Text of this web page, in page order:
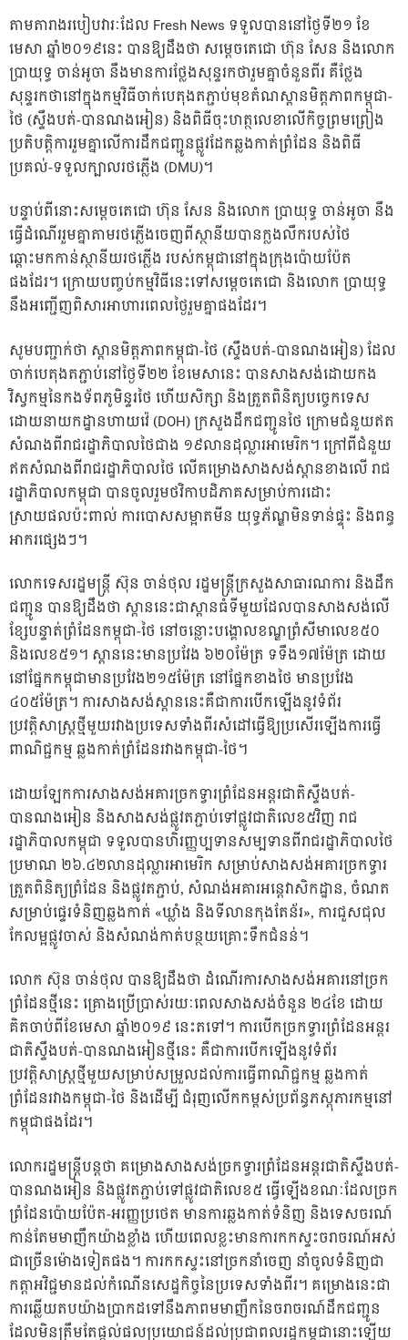
តាមតារាងរបៀបវារៈដែល Fresh News ទទួលបាននៅថ្ងៃទី២១ ខែ
មេសា ឆ្នាំ២០១៩នេះ បានឱ្យដឹងថា សម្តេចតេជោ ហ៊ុន សែន និងលោក
ប្រាយុទ្ធ ចាន់អូចា នឹងមានការថ្លែងសុន្ទរកថារួមគ្នាចំនួនពីរ គឺថ្លែង
សុន្ទរកថានៅក្នុងកម្មវិធីចាក់បេតុងតភ្ជាប់មុខតំណស្ពានមិត្តភាពកម្ពុជា-
ថៃ (ស្ទឹងបត់-បានណងអៀន) និងពិធីចុះហត្ថលេខាលើកិច្ចព្រមព្រៀង
ប្រតិបត្តិការរួមគ្នាលើការដឹកជញ្ជូនផ្លូវដែកឆ្លងកាត់ព្រំដែន និងពិធី
ប្រគល់-ទទួលក្បាលរថភ្លើង (DMU)។
បន្ទាប់ពីនោះសម្តេចតេជោ ហ៊ុន សែន និងលោក ប្រាយុទ្ធ ចាន់អូចា នឹង
ធ្វើដំណើររួមគ្នាតាមរថភ្លើងចេញពីស្ថានីយបានក្លងលឹករបស់ថៃ
ឆ្ពោះមកកាន់ស្ថានីយរថភ្លើង របស់កម្ពុជានៅក្នុងក្រុងប៉ោយប៉ែត
ផងដែរ។ ក្រោយបញ្ចប់កម្មវិធីនេះទៅសម្តេចតេជោ និងលោក ប្រាយុទ្ធ
នឹងអញ្ជើញពិសារអាហារពេលថ្ងៃរួមគ្នាផងដែរ។
សូមបញ្ជាក់ថា ស្ពានមិត្តភាពកម្ពុជា-ថៃ (ស្ទឹងបត់-បានណងអៀន) ដែល
ចាក់បេតុងតភ្ជាប់នៅថ្ងៃទី២២ ខែមេសានេះ បានសាងសង់ដោយកង
វិស្វកម្មនៃកងទ័ពភូមិន្ទរថៃ ហើយសិក្សា និងត្រួតពិនិត្យបច្ចេកទេស
ដោយនាយកដ្ឋានហាយវ៉េ (DOH) ក្រសួងដឹកជញ្ជូនថៃ ក្រោមជំនួយឥត
សំណងពីរាជរដ្ឋាភិបាលថៃជាង ១៩លានដុល្លារអាមេរិក។ ក្រៅពីជំនួយ
ឥតសំណងពីរាជរដ្ឋាភិបាលថៃ លើគម្រោងសាងសង់ស្ពានខាងលើ រាជ
រដ្ឋាភិបាលកម្ពុជា បានចូលរួមថវិកាបដិភាគសម្រាប់ការដោះ
ស្រាយផលប៉ះពាល់ ការបោសសម្អាតមីន យុទ្ធភ័ណ្ឌមិនទាន់ផ្ទុះ និងពន្ធ
អាករផ្សេងៗ។
លោកទេសរដ្ឋមន្ត្រី ស៊ុន ចាន់ថុល រដ្ឋមន្ត្រីក្រសួងសាធារណការ និងដឹក
ជញ្ជូន បានឱ្យដឹងថា ស្ពាននេះជាស្ពានធំទីមួយដែលបានសាងសង់លើ
ខ្សែបន្ទាត់ព្រំដែនកម្ពុជា-ថៃ នៅចន្លោះបង្គោលខណ្ឌព្រំសីមាលេខ៥០
និងលេខ៥១។ ស្ពាននេះមានប្រវែង ៦២០ម៉ែត្រ ទទឹង១៧ម៉ែត្រ ដោយ
នៅផ្នែកកម្ពុជាមានប្រវែង២១៥ម៉ែត្រ នៅផ្នែកខាងថៃ មានប្រវែង
៤០៥ម៉ែត្រ។ ការសាងសង់ស្ពាននេះគឺជាការបើកឡើងនូវទំព័រ
ប្រវត្តិសាស្ត្រថ្មីមួយរវាងប្រទេសទាំងពីរសំដៅធ្វើឱ្យប្រសើរឡើងការធ្វើ
ពាណិជ្ជកម្ម ឆ្លងកាត់ព្រំដែនរវាងកម្ពុជា-ថៃ។
ដោយឡែកការសាងសង់អគារច្រកទ្វារព្រំដែនអន្តរជាតិស្ទឹងបត់-
បានណងអៀន និងសាងសង់ផ្លូវតភ្ជាប់ទៅផ្លូវជាតិលេខ៥វិញ រាជ
រដ្ឋាភិបាលកម្ពុជា ទទួលបានហិរញ្ញប្បទានសម្បទានពីរាជរដ្ឋាភិបាលថៃ
ប្រមាណ ២៦.៤២លានដុល្លារអាមេរិក សម្រាប់សាងសង់អគារច្រកទ្វារ
ត្រួតពិនិត្យព្រំដែន និងផ្លូវតភ្ជាប់, សំណង់អគារអន្តេវាសិកដ្ឋាន, ចំណត
សម្រាប់ផ្ទេរទំនិញឆ្លងកាត់ «ឃ្លាំង និងទីលានកុងតែន័រ», ការជួសជុល
កែលម្អផ្លូវចាស់ និងសំណង់កាត់បន្ថយគ្រោះទឹកជំនន់។
លោក ស៊ុន ចាន់ថុល បានឱ្យដឹងថា ដំណើរការសាងសង់អគារនៅច្រក
ព្រំដែនថ្មីនេះ គ្រោងប្រើប្រាស់រយៈពេលសាងសង់ចំនួន ២៤ខែ ដោយ
គិតចាប់ពីខែមេសា ឆ្នាំ២០១៩ នេះតទៅ។ ការបើកច្រកទ្វារព្រំដែនអន្តរ
ជាតិស្ទឹងបត់-បានណងអៀនថ្មីនេះ គឺជាការបើកឡើងនូវទំព័រ
ប្រវត្តិសាស្ត្រថ្មីមួយសម្រាប់សម្រួលដល់ការធ្វើពាណិជ្ជកម្ម ឆ្លងកាត់
ព្រំដែនរវាងកម្ពុជា-ថៃ និងដើម្បី ជំរុញលើកកម្ពស់ប្រព័ន្ធភស្តុភារកម្មនៅ
កម្ពុជាផងដែរ។
លោករដ្ឋមន្ត្រីបន្តថា គម្រោងសាងសង់ច្រកទ្វារព្រំដែនអន្តរជាតិស្ទឹងបត់-
បានណងអៀន និងផ្លូវតភ្ជាប់ទៅផ្លូវជាតិលេខ៥ ធ្វើឡើងខណៈដែលច្រក
ព្រំដែនប៉ោយប៉ែត-អរញ្ញប្រថេត មានការឆ្លងកាត់ទំនិញ និងទេសចរណ៍
កាន់តែមមាញឹកយ៉ាងខ្លាំង ហើយពេលខ្លះមានការកកស្ទះចរាចរណ៍អស់
ជាច្រើនម៉ោងទៀតផង។ ការកកស្ទះនៅច្រកនាំចេញ នាំចូលទំនិញជា
កត្តាអវិជ្ជមានដល់កំណើនសេដ្ឋកិច្ចនៃប្រទេសទាំងពីរ។ គម្រោងនេះជា
ការឆ្លើយតបយ៉ាងប្រាកដទៅនឹងភាពមមាញឹកនៃចរាចរណ៍ដឹកជញ្ជូន
ដែលមិនត្រឹមតែផ្តល់ផលប្រយោជន៍ដល់ប្រជាពលរដ្ឋកម្ពុជានោះឡើយ